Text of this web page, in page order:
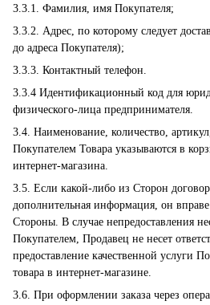
3.3.1. Фамилия, имя Покупателя;
3.3.2. Адрес, по которому следует
до адреса Покупателя);
3.3.3. Контактный телефон.
3.3.4 Идентификационный код для
физического-лица предпринимателя.
3.4. Наименование, количество,
Покупателем Товара указываются в
интернет-магазина.
3.5. Если какой-либо из Сторон
дополнительная информация, он вправе
Стороны. В случае непредоставления
Покупателем, Продавец не несет
предоставление качественной услуги
товара в интернет-магазине.
3.6. При оформлении заказа через